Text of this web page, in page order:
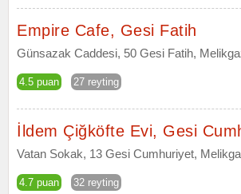
Empire Cafe, Gesi Fatih
Günsazak Caddesi, 50 Gesi Fatih,
4.5 puan 27 reyting
İldem Çiğköfte Evi, Gesi
Vatan Sokak, 13 Gesi Cumhuriyet,
4.7 puan 32 reyting